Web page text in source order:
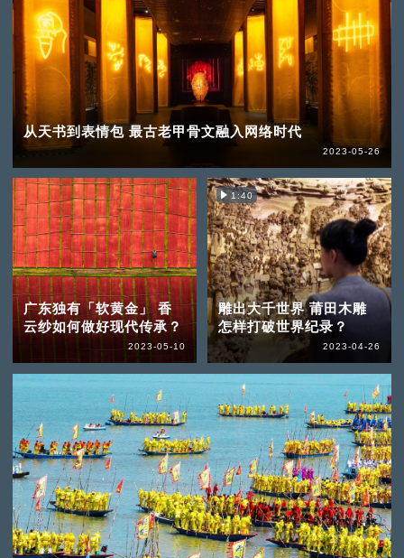
从天书到表情包 最古老甲骨文融入网络时代
2023-05-26
广东独有「软黄金」 香
云纱如何做好现代传承？
2023-05-10
1:40
雕出大千世界 莆田木雕
怎样打破世界纪录？
2023-04-26